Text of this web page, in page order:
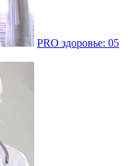
PRO здоровье: 05